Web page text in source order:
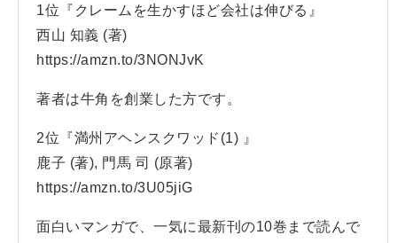
1位『クレームを生かすほど会社は伸びる』
西山 知義 (著)
https://amzn.to/3NONJvK
著者は牛角を創業した方です。
2位『満州アヘンスクワッド(1) 』
鹿子 (著), 門馬 司 (原著)
https://amzn.to/3U05jiG
面白いマンガで、一気に最新刊の10巻まで読んで